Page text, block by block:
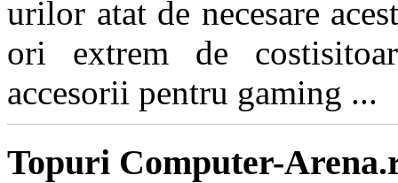
urilor atat de necesare
ori extrem de
accesorii pentru gaming ...
Topuri Computer-